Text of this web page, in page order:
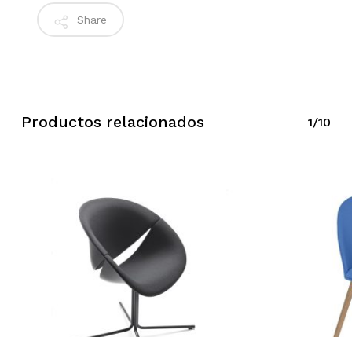
Share
Productos relacionados 1/10